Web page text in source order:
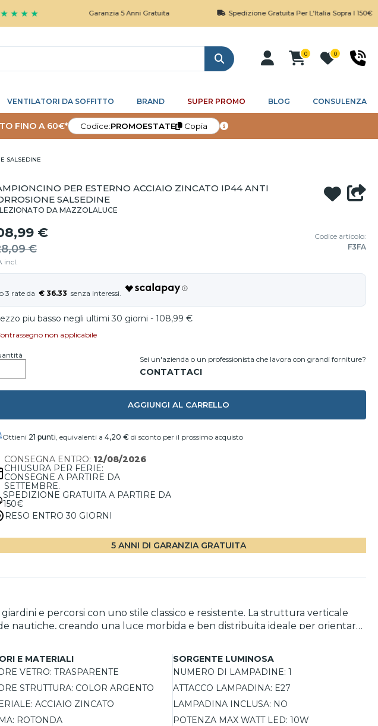
Garanzia 5 Anni Gratuita Spedizione Gratuita Per L'Italia Sopra I 150€
Cerca
0 0
VENTILATORI DA SOFFITTO BRAND SUPER PROMO BLOG CONSULENZA
FINO A 60€* Codice:PROMOESTATE Copia
SALSEDINE
PER ESTERNO ACCIAIO ZINCATO IP44 ANTI
SALSEDINE
DA MAZZOLALUCE
€
€
incl.
Codice articolo:
F3FA
€ 36.33
piu basso negli ultimi 30 giorni - 108,99 €
non applicabile
Sei un'azienda o un professionista che lavora con grandi forniture?
AGGIUNGI AL CARRELLO
Ottieni 21 punti, equivalenti a 4,20 € di sconto per il prossimo acquisto
CONSEGNA ENTRO: 12/08/2026
CHIUSURA PER FERIE:
CONSEGNE A PARTIRE DA
SETTEMBRE.
SPEDIZIONE GRATUITA A PARTIRE DA
150€
RESO ENTRO 30 GIORNI
5 ANNI DI GARANZIA GRATUITA
e percorsi con uno stile classico e resistente. La struttura verticale
nautiche, creando una luce morbida e ben distribuita ideale per orientare
garantendo resistenza a umidità e spruzzi d'acqua. Realizzato in
dalla garanzia lo scolorimento della superficie e i componenti tecnici.
E MATERIALI
VETRO: TRASPARENTE
STRUTTURA: COLOR ARGENTO
ACCIAIO ZINCATO
ROTONDA
SORGENTE LUMINOSA
NUMERO DI LAMPADINE: 1
ATTACCO LAMPADINA: E27
LAMPADINA INCLUSA: NO
POTENZA MAX WATT LED: 10W